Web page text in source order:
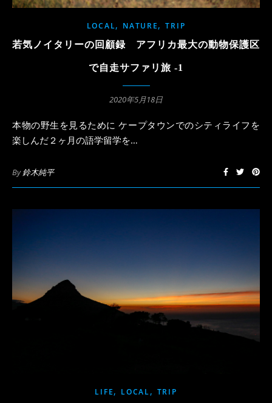
LOCAL, NATURE,TRIP
若気ノイタリーの回顧録 アフリカ最大の動物保護区
で自走サファリ旅 -1
2020年5月18日
本物の野生を見るために ケープタウンでのシティライフを
楽しんだ２ヶ月の語学留学を…
By鈴木純平
LIFE, LOCAL, TRIP